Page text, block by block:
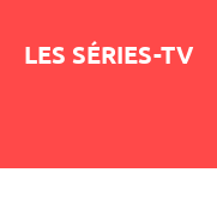
LES SÉRIES-TV